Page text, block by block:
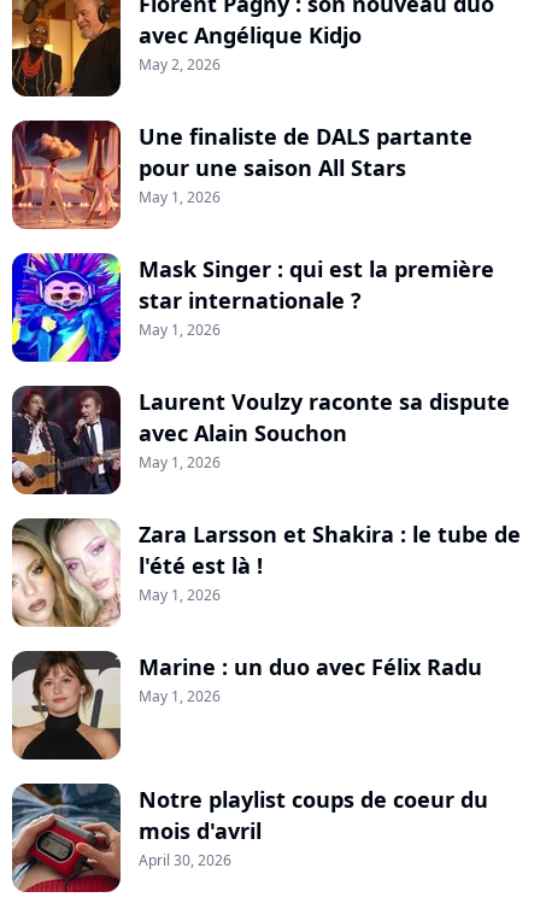
avec Angélique Kidjo
May 2, 2026
Une finaliste de DALS partante
pour une saison All Stars
May 1, 2026
Mask Singer : qui est la première
star internationale ?
May 1, 2026
Laurent Voulzy raconte sa dispute
avec Alain Souchon
May 1, 2026
Zara Larsson et Shakira : le tube de
l'été est là !
May 1, 2026
Marine : un duo avec Félix Radu
May 1, 2026
Notre playlist coups de coeur du
mois d'avril
April 30, 2026